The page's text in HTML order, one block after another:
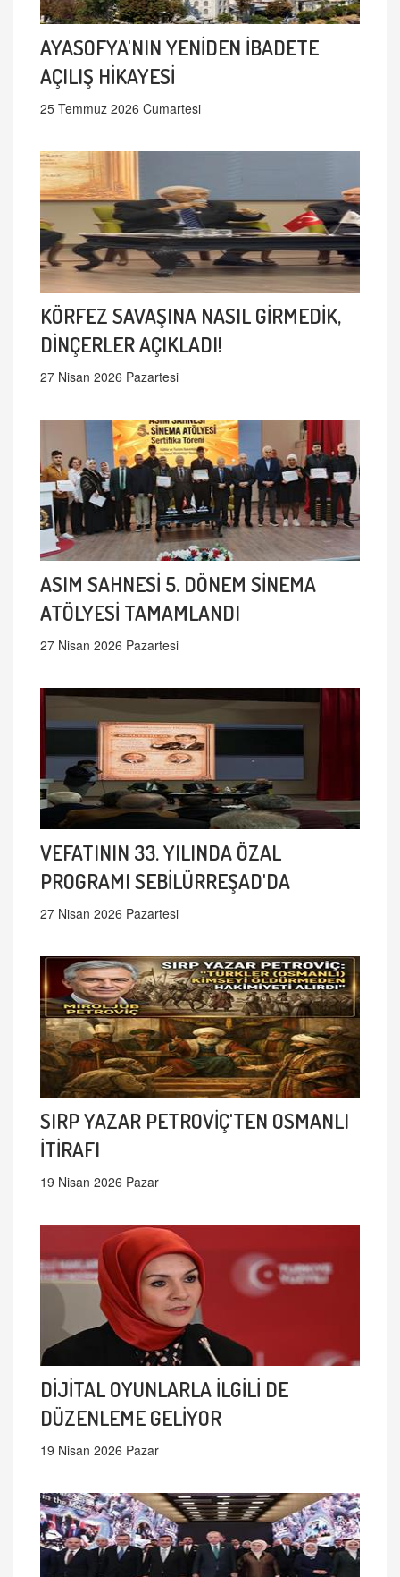
AYASOFYA'NIN YENİDEN İBADETE
AÇILIŞ HİKAYESİ
25 Temmuz 2026 Cumartesi
KÖRFEZ SAVAŞINA NASIL GİRMEDİK,
DİNÇERLER AÇIKLADI!
27 Nisan 2026 Pazartesi
ASIM SAHNESİ 5. DÖNEM SİNEMA
ATÖLYESİ TAMAMLANDI
27 Nisan 2026 Pazartesi
VEFATININ 33. YILINDA ÖZAL
PROGRAMI SEBİLÜRREŞAD'DA
27 Nisan 2026 Pazartesi
SIRP YAZAR PETROVİÇ'TEN OSMANLI
İTİRAFI
19 Nisan 2026 Pazar
DİJİTAL OYUNLARLA İLGİLİ DE
DÜZENLEME GELİYOR
19 Nisan 2026 Pazar